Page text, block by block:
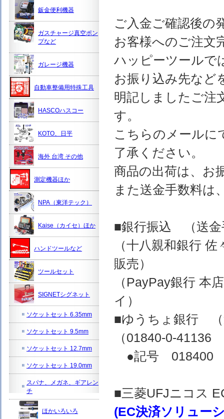
ご入金ご確認後の
お客様へのご注文
ハッピーツールで
お振り込み先など
明記しましたご注
す。
こちらのメールに
了承ください。
商品の出荷は、お
また送金手数料は
■銀行振込 （送金
（十八親和銀行
販売）
（PayPay銀行
イ）
■ゆうちょ銀行 （
（01840-0-
●記号 018400
■三菱UFJニコス
(EC決済ソリュー
鈑金便利機器
ガスチャージ真空ポン
プなど
ガレージ機器
自動車整備用特殊工具
HASCOハスコー
KOTO、日平
海外 台湾 その他
測定機器ほか
NPA（東洋テック）
Kaise（カイセ）ほか
ハンドツールなど
ツールセット
SIGNETシグネット
ソケットセット 6.35mm
ソケットセット 9.5mm
ソケットセット 12.7mm
ソケットセット 19.0mm
スパナ、メガネ、ギアレン
チ
ほかいろいろ